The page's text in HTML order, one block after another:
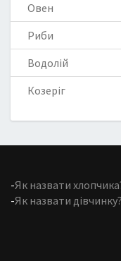
Овен
Риби
Водолій
Козеріг
-Як назвати
-Як назвати